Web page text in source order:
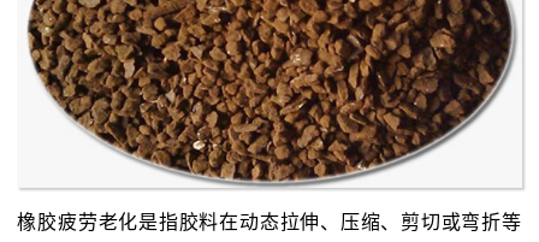
橡胶疲劳老化是指胶料在动态拉伸、压缩、剪切或弯折等